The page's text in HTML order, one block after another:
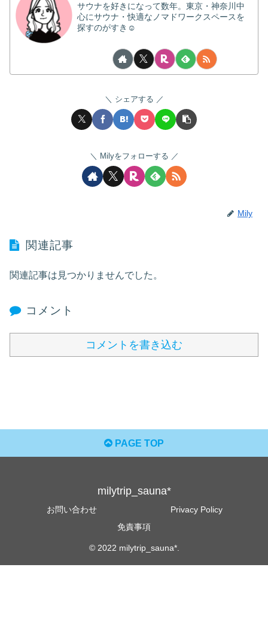
サウナを好きになって数年。東京・神奈川中
心にサウナ・快適なノマドワークスペースを
探すのがすき☺
シェアする
Milyをフォローする
Mily
関連記事
関連記事は見つかりませんでした。
コメント
コメントを書き込む
PAGE TOP
milytrip_sauna*
お問い合わせ
Privacy Policy
免責事項
© 2022 milytrip_sauna*.